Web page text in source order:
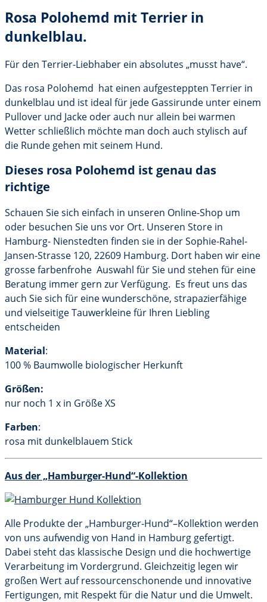
Rosa Polohemd mit Terrier in
dunkelblau.
Für den Terrier-Liebhaber ein absolutes „musst have“.
Das rosa Polohemd hat einen aufgesteppten Terrier in
dunkelblau und ist ideal für jede Gassirunde unter einem
Pullover und Jacke oder auch nur allein bei warmen
Wetter schließlich möchte man doch auch stylisch auf
die Runde gehen mit seinem Hund.
Dieses rosa Polohemd ist genau das
richtige
Schauen Sie sich einfach in unseren Online-Shop um
oder besuchen Sie uns vor Ort. Unseren Store in
Hamburg- Nienstedten finden sie in der Sophie-Rahel-
Jansen-Strasse 120, 22609 Hamburg. Dort haben wir eine
grosse farbenfrohe Auswahl für Sie und stehen für eine
Beratung immer gern zur Verfügung. Es freut uns das
auch Sie sich für eine wunderschöne, strapazierfähige
und vielseitige Tauwerkleine für Ihren Liebling
entscheiden
Material:
100 % Baumwolle biologischer Herkunft
Größen:
nur noch 1 x in Größe XS
Farben:
rosa mit dunkelblauem Stick
Aus der „Hamburger-Hund“-Kollektion
Alle Produkte der „Hamburger-Hund“–Kollektion werden
von uns aufwendig von Hand in Hamburg gefertigt.
Dabei steht das klassische Design und die hochwertige
Verarbeitung im Vordergrund. Gleichzeitig legen wir
großen Wert auf ressourcenschonende und innovative
Fertigungen, mit Respekt für die Natur und die Umwelt.